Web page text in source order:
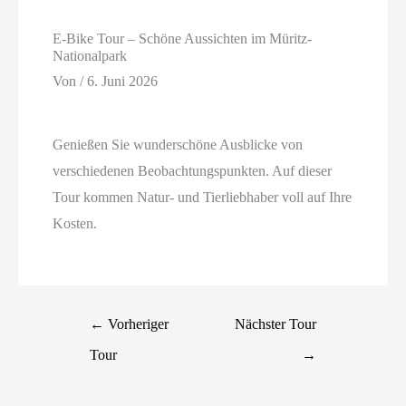
E-Bike Tour – Schöne Aussichten im Müritz-
Nationalpark
Von/6. Juni 2026
Genießen Sie wunderschöne Ausblicke von
verschiedenen Beobachtungspunkten. Auf dieser
Tour kommen Natur- und Tierliebhaber voll auf Ihre
Kosten.
← Vorheriger
Tour
Nächster Tour
→